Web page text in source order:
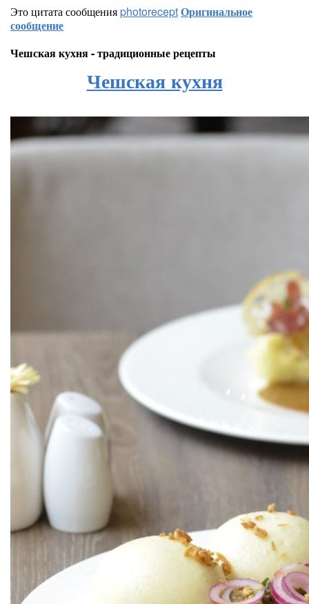
Это цитата сообщенияphotoreceptОригинальное
сообщение
Чешская кухня - традиционные рецепты
Чешская кухня